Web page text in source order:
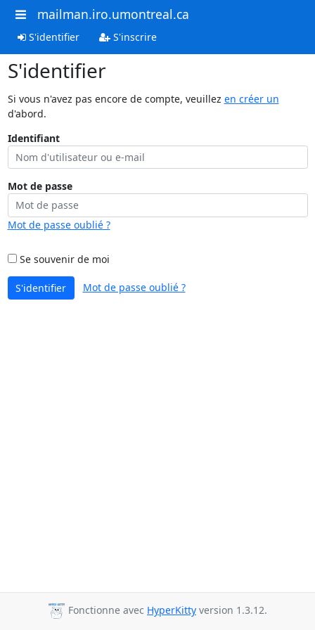
mailman.iro.umontreal.ca
S'identifier S'inscrire
S'identifier
Si vous n'avez pas encore de compte, veuillez en créer un
d'abord.
Identifiant
Mot de passe
Mot de passe oublié ?
Se souvenir de moi
S'identifier Mot de passe oublié ?
Fonctionne avec HyperKitty version 1.3.12.